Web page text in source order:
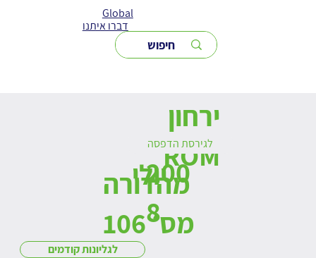
Global
דברו איתנו
ירחון
ROM
מהדורה
מס׳ 106
לגליונות קודמים
יולי
200
8
לגירסת הדפסה